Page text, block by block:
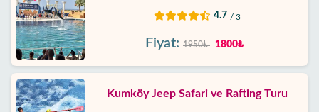
4.7 / 3
Fiyat: 1950₺ 1800₺
Kumköy Jeep Safari ve Rafting Turu